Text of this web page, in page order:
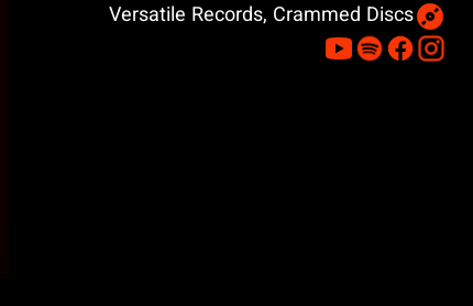
Versatile Records, Crammed Discs